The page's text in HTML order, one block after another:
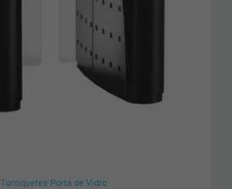
Torniquetes Porta de Vidro